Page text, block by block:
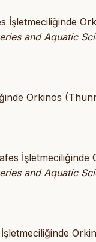
İşletmeciliğinde
and Aquatic
Orkinos
and Aquatic